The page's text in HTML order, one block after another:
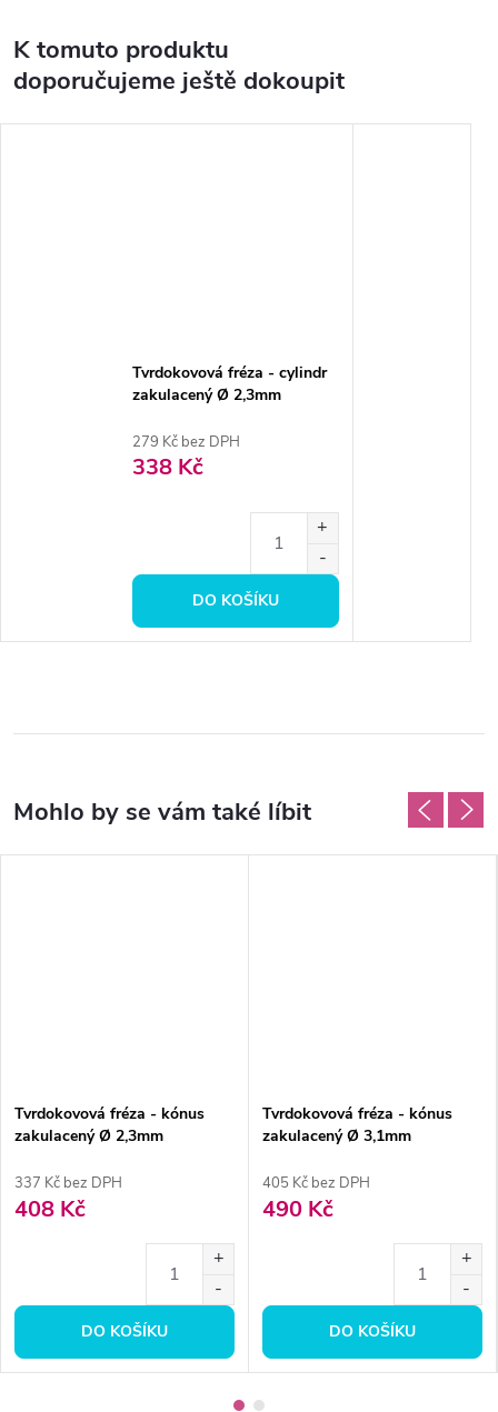
K tomuto produktu
doporučujeme ještě dokoupit
Tvrdokovová fréza - cylindr
zakulacený Ø 2,3mm
279 Kč bez DPH
338 Kč
DO KOŠÍKU
Tvrdokovová fréza - kónus
zakulacený Ø 2,3mm
337 Kč bez DPH
408 Kč
DO KOŠÍKU
Tvrdokovová fréza - kónus
zakulacený Ø 3,1mm
405 Kč bez DPH
490 Kč
DO KOŠÍKU